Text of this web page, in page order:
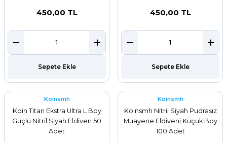
450,00 TL
Sepete Ekle
450,00 TL
Sepete Ekle
Koinsmh
Koin Titan Ekstra Ultra L Boy
Güçlü Nitril Siyah Eldiven 50
Adet
Koinsmh
Koinsmh Nitril Siyah Pudrasız
Muayene Eldiveni Küçük Boy
100 Adet